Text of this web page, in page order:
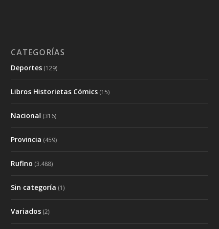
CATEGORÍAS
Deportes (129)
Libros Historietas Cómics (15)
Nacional (316)
Provincia (459)
Rufino (3.488)
Sin categoría (1)
Variados (2)